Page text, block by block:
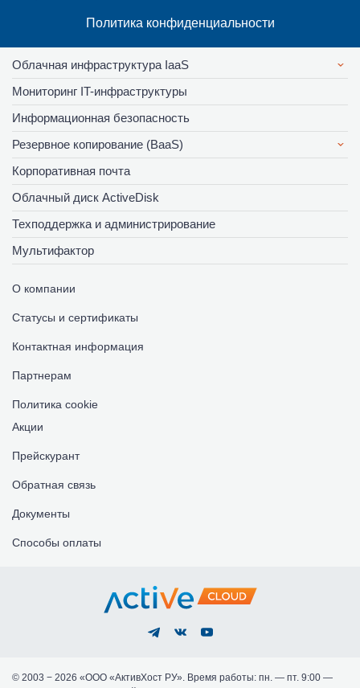
Политика конфиденциальности
Облачная инфраструктура IaaS
Мониторинг IT-инфраструктуры
Информационная безопасность
Резервное копирование (BaaS)
Корпоративная почта
Облачный диск ActiveDisk
Техподдержка и администрирование
Мультифактор
О компании
Статусы и сертификаты
Контактная информация
Партнерам
Политика cookie
Акции
Прейскурант
Обратная связь
Документы
Способы оплаты
© 2003 − 2026 «ООО «АктивХост РУ». Время работы: пн. — пт. 9:00 —